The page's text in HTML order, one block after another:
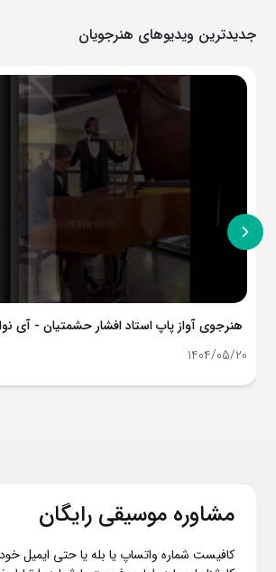
جدیدترین ویدیوهای هنرجویان
هنرجوی آواز پاپ استاد افشار حشمتیان - آی
1404/05/20
مشاوره موسیقی رایگان
کافیست شماره واتساپ یا بله یا حتی ایمیل خود